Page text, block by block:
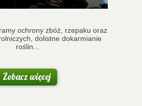
ochrony zbóż, rzepaku oraz
dolistne dokarmianie
roślin...